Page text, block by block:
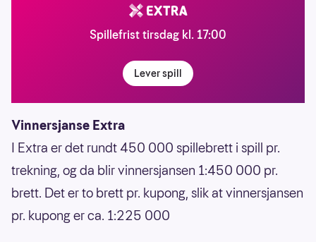
Spillefrist tirsdag kl. 17:00
Lever spill
Vinnersjanse Extra
I Extra er det rundt 450 000 spillebrett i spill pr.
trekning, og da blir vinnersjansen 1:450 000 pr.
brett. Det er to brett pr. kupong, slik at vinnersjansen
pr. kupong er ca. 1:225 000